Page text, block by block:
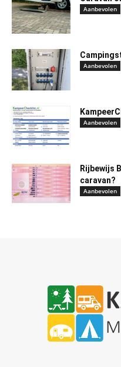
Aanbevolen
Aanbevolen
Aanbevolen
Rijbewijs
caravan?
Aanbevolen